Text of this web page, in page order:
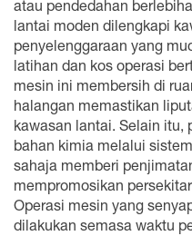
atau pendedahan
lantai moden dilengkapi
penyelenggaraan yang
latihan dan kos operasi
mesin ini membersih di
halangan memastikan
kawasan lantai. Selain itu,
bahan kimia melalui
sahaja memberi
mempromosikan
Operasi mesin yang
dilakukan semasa waktu